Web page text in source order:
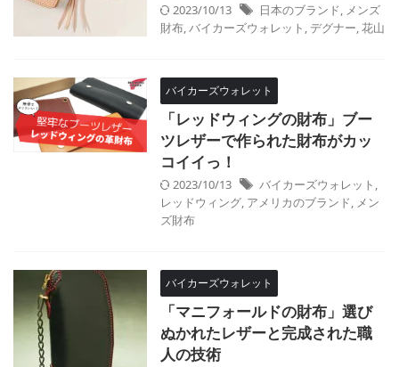
2023/10/13 日本のブランド
メンズ
財布 バイカーズウォレット デグナー 花山
バイカーズウォレット
「レッドウィングの財布」ブー
ツレザーで作られた財布がカッ
コイイっ！
2023/10/13 バイカーズウォレット
レッドウィング アメリカのブランド
メン
ズ財布
バイカーズウォレット
「マニフォールドの財布」選び
ぬかれたレザーと完成された職
人の技術